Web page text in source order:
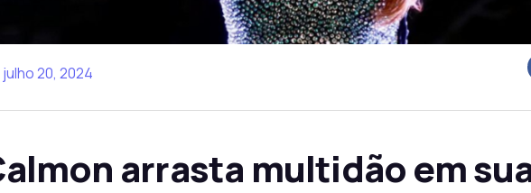
julho 20, 2024
arrasta multidão em